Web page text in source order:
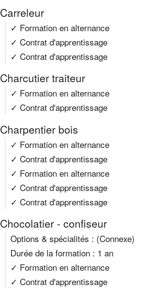
Carreleur
✓ Formation en alternance
✓ Contrat d'apprentissage
✓ Contrat d'apprentissage
Charcutier traiteur
✓ Formation en alternance
✓ Contrat d'apprentissage
Charpentier bois
✓ Formation en alternance
✓ Contrat d'apprentissage
✓ Formation en alternance
✓ Contrat d'apprentissage
✓ Contrat d'apprentissage
Chocolatier - confiseur
Options & spécialités : (Connexe)
Durée de la formation : 1 an
✓ Formation en alternance
✓ Contrat d'apprentissage